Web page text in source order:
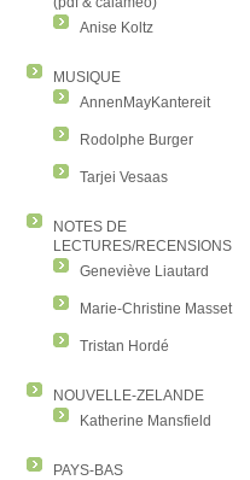
Anise Koltz
MUSIQUE
AnnenMayKantereit
Rodolphe Burger
Tarjei Vesaas
NOTES DE
LECTURES/RECENSIONS
Geneviève Liautard
Marie-Christine Masset
Tristan Hordé
NOUVELLE-ZELANDE
Katherine Mansfield
PAYS-BAS